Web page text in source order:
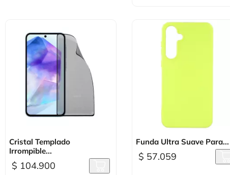
Vista rápida
Cristal Templado
Irrompible...
$ 104.900
Vista rápida
Funda Ultra Suave Para...
$ 57.059